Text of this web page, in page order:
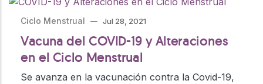
Ciclo Menstrual Jul 28, 2021
Vacuna del COVID-19 y Alteraciones
en el Ciclo Menstrual
Se avanza en la vacunación contra la Covid-19,